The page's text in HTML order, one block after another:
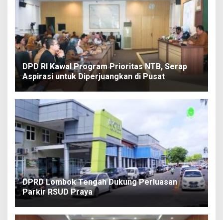
DPD RI Kawal Program Prioritas NTB, Serap
Aspirasi untuk Diperjuangkan di Pusat
DPRD Lombok Tengah Dukung Perluasan
Parkir RSUD Praya